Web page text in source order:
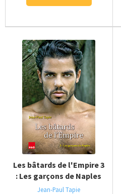
Les bâtards de l'Empire 3
: Les garçons de Naples
Jean-Paul Tapie